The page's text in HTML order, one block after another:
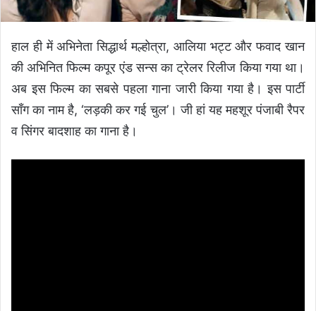
हाल ही में अभिनेता सिद्धार्थ मल्होत्रा, आलिया भट्ट और फवाद खान
की अभिनित फिल्म कपूर एंड सन्स का ट्रेलर रिलीज किया गया था।
अब इस फिल्म का सबसे पहला गाना जारी किया गया है। इस पार्टी
सॉंग का नाम है, ‘लड़की कर गई चुल’। जी हां यह महशूर पंजाबी रैपर
व सिंगर बादशाह का गाना है।